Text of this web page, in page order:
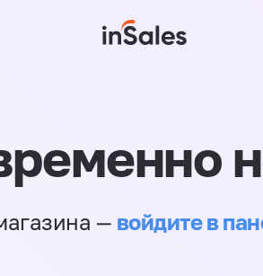
— войдите в